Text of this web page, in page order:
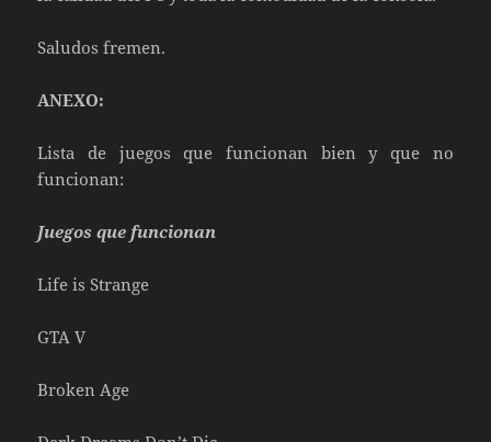
Saludos fremen.
ANEXO:
Lista de juegos que funcionan bien y que no
funcionan:
Juegos que funcionan
Life is Strange
GTA V
Broken Age